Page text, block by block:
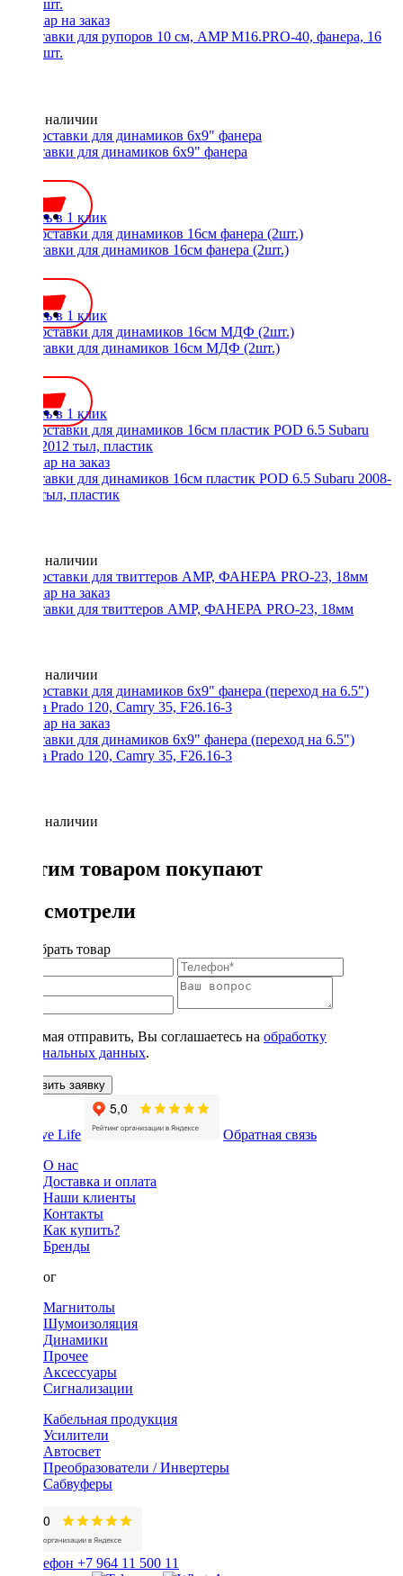
Проставки для рупоров 10 см, AMP M16.PRO-40, фанера, 16
мм, 2 шт.
Нет в наличии
Проставки для динамиков 6x9" фанера
Купить в 1 клик
Проставки для динамиков 16см фанера (2шт.)
Купить в 1 клик
Проставки для динамиков 16см МДФ (2шт.)
Купить в 1 клик
Проставки для динамиков 16см пластик POD 6.5 Subaru 2008-
2012 тыл, пластик
Нет в наличии
Проставки для твиттеров AMP, ФАНЕРА PRO-23, 18мм
Нет в наличии
Проставки для динамиков 6x9" фанера (переход на 6.5")
Toyota Prado 120, Camry 35, F26.16-3
Нет в наличии
С этим товаром покупают
Вы смотрели
Подобрать товар
Нажимая отправить, Вы соглашаетесь на обработку
персональных данных.
Оставить заявку
Обратная связь
О нас
Доставка и оплата
Наши клиенты
Контакты
Как купить?
Бренды
Каталог
Магнитолы
Шумоизоляция
Динамики
Прочее
Аксессуары
Сигнализации
Кабельная продукция
Усилители
Автосвет
Преобразователи / Инвертеры
Сабвуферы
+7 964 11 500 11